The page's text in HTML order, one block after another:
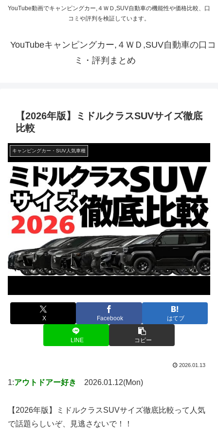
YouTube動画でキャンピングカー,４ＷＤ,SUV自動車の機能性や価格比較、口
コミや評判を検証しています。
YouTubeキャンピングカー,４ＷＤ,SUV自動車の口コ
ミ・評判まとめ
【2026年版】ミドルクラスSUVサイズ徹底
比較
キャンピングカー・SUV人気車種
X Facebook はてブ
LINE コピー
2026.01.13
1:アウトドアー好き 2026.01.12(Mon)
【2026年版】ミドルクラスSUVサイズ徹底比較って人気
で話題らしいぞ、見逃さないで！！